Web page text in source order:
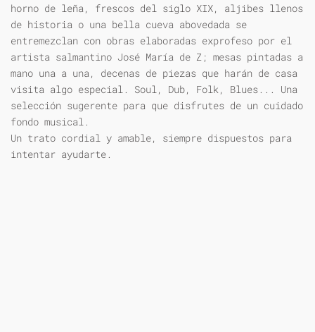
horno de leña, frescos del siglo XIX, aljibes llenos
de historia o una bella cueva abovedada se
entremezclan con obras elaboradas exprofeso por el
artista salmantino José María de Z; mesas pintadas a
mano una a una, decenas de piezas que harán de casa
visita algo especial. Soul, Dub, Folk, Blues... Una
selección sugerente para que disfrutes de un cuidado
fondo musical.
Un trato cordial y amable, siempre dispuestos para
intentar ayudarte.